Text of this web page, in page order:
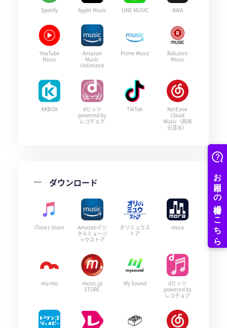
Spotify Apple Music LINE MUSIC AWA
YouTube
Music
Amazon
Music
Unlimited
Prime Music
Rakuten
Music
KKBOX
dヒッツ
powered by
レコチョク
TikTok
NetEase
Cloud
Music（网易
云音乐）
ダウンロード
iTunes Store
Amazonデジ
タルミュージ
ックストア
オリミュウス
トア
mora
mu-mo
music.jp
STORE
My Sound
dヒッツ
powered by
レコチョク